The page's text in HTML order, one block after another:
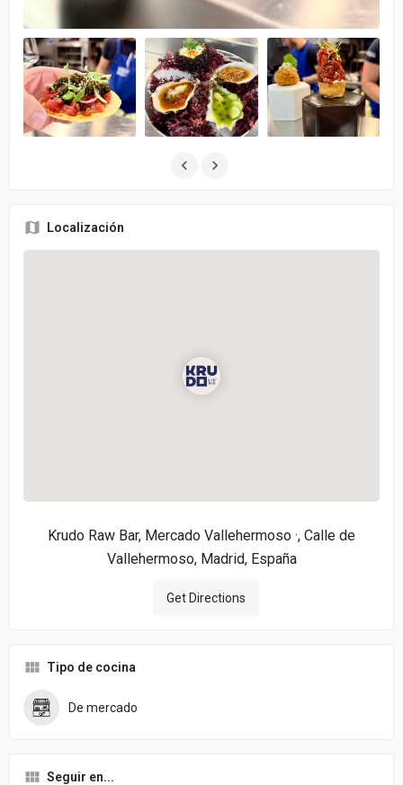
Localización
Krudo Raw Bar, Mercado Vallehermoso ·, Calle de
Vallehermoso, Madrid, España
Get Directions
Tipo de cocina
De mercado
Seguir en...